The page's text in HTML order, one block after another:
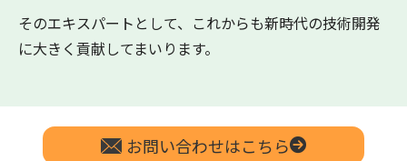
そのエキスパートとして、これからも新時代の技術開発
に大きく貢献してまいります。
お問い合わせはこちら